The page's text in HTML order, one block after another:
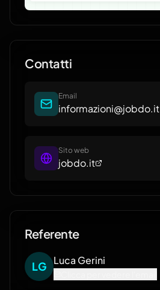
Contatti
Email
informazioni@jobdo.it
Sito web
jobdo.it
Referente
LG Luca Gerini